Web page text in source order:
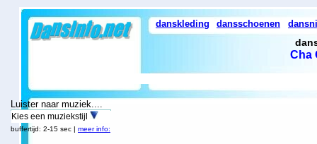
danskleding dansschoenen
Cha
Luister naar muziek....
Kies een muziekstijl
buffertijd: 2-15 sec | meer info: